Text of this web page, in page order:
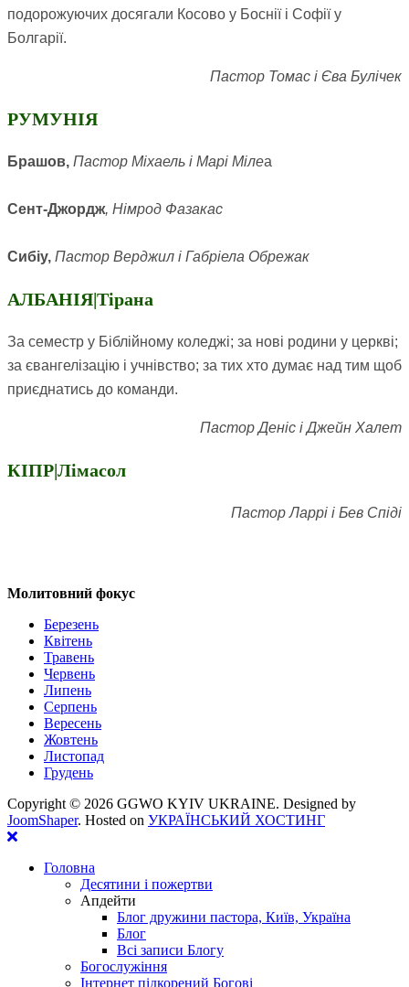
подорожуючих досягали Косово у Боснії і Софії у
Болгарії.
Пастор Томас і Єва Булічек
РУМУНІЯ
Брашов, Пастор Міхаель і Марі Мілеа
Сент-Джордж, Німрод Фазакас
Сибіу, Пастор Верджил і Габріела Обрежак
АЛБАНІЯ|Тірана
За семестр у Біблійному коледжі; за нові родини у церкві;
за євангелізацію і учнівство; за тих хто думає над тим щоб
приєднатись до команди.
Пастор Деніс і Джейн Халет
КІПР|Лімасол
Пастор Ларрі і Бев Спіді
Молитовний фокус
Березень
Квітень
Травень
Червень
Липень
Серпень
Вересень
Жовтень
Листопад
Грудень
Copyright © 2026 GGWO KYIV UKRAINE. Designed by
JoomShaper. Hosted on УКРАЇНСЬКИЙ ХОСТИНГ
Головна
Десятини і пожертви
Апдейти
Блог дружини пастора, Київ, Україна
Блог
Всі записи Блогу
Богослужіння
Інтернет підкорений Богові